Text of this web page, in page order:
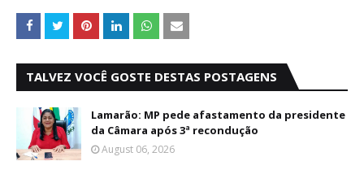
TALVEZ VOCÊ GOSTE DESTAS POSTAGENS
Lamarão: MP pede afastamento da presidente
da Câmara após 3ª recondução
August 06, 2026